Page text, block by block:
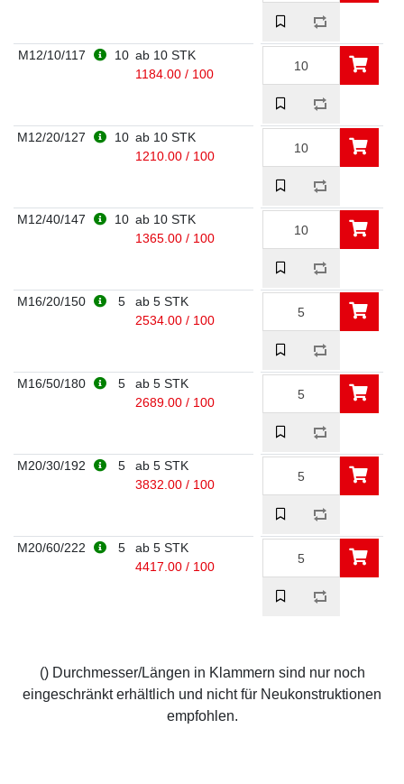
M12/10/117 10 ab 10 STK
1184.00 / 100
M12/20/127 10 ab 10 STK
1210.00 / 100
M12/40/147 10 ab 10 STK
1365.00 / 100
M16/20/150 5
ab 5 STK
2534.00 / 100
M16/50/180 5
ab 5 STK
2689.00 / 100
M20/30/192 5
ab 5 STK
3832.00 / 100
M20/60/222 5
ab 5 STK
4417.00 / 100
() Durchmesser/Längen in Klammern sind nur noch
eingeschränkt erhältlich und nicht für Neukonstruktionen
empfohlen.